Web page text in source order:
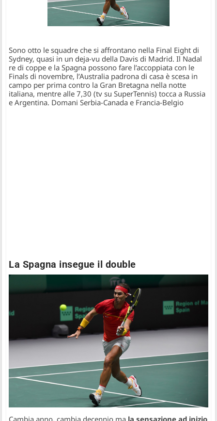
Sono otto le squadre che si affrontano nella Final Eight di
Sydney, quasi in un deja-vu della Davis di Madrid. Il Nadal
re di coppe e la Spagna possono fare l’accoppiata con le
Finals di novembre, l’Australia padrona di casa è scesa in
campo per prima contro la Gran Bretagna nella notte
italiana, mentre alle 7,30 (tv su SuperTennis) tocca a Russia
e Argentina. Domani Serbia-Canada e Francia-Belgio
La Spagna insegue il double